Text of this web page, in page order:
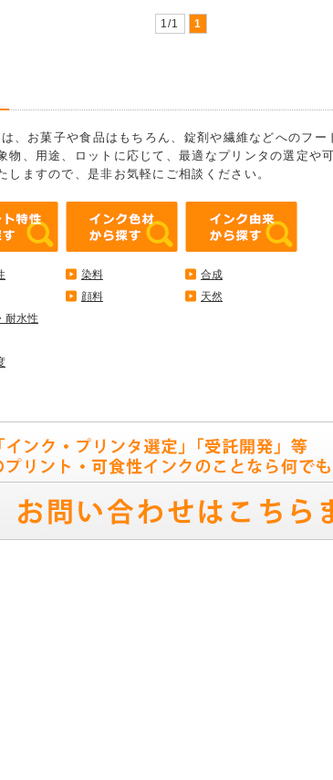
1/1 1
、お菓子や食品はもちろん、錠剤や繊維などへのフー
物、用途、ロットに応じて、最適なプリンタの選定や
しますので、是非お気軽にご相談ください。
耐水性
染料
顔料
合成
天然